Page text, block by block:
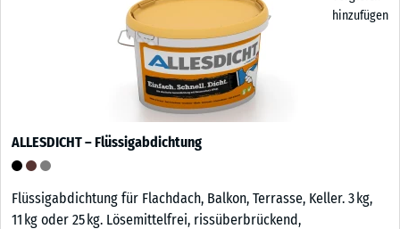
hinzufügen
ALLESDICHT – Flüssigabdichtung
Flüssigabdichtung für Flachdach, Balkon, Terrasse, Keller. 3 kg,
11 kg oder 25 kg. Lösemittelfrei, rissüberbrückend,